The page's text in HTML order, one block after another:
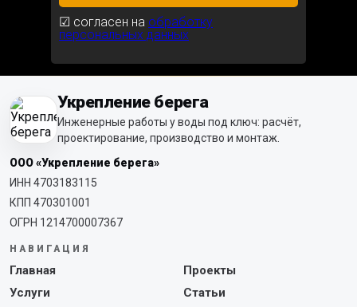
☑ согласен на обработку
персональных данных
Укрепление берега
Инженерные работы у воды под ключ: расчёт,
проектирование, производство и монтаж.
ООО «Укрепление берега»
ИНН 4703183115
КПП 470301001
ОГРН 1214700007367
НАВИГАЦИЯ
Главная
Проекты
Услуги
Статьи